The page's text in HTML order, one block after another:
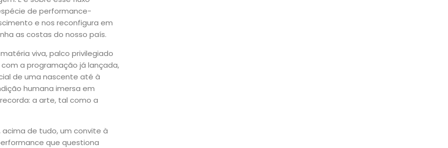
de performance-
e nos reconfigura em
as costas do nosso país.
viva, palco privilegiado
a programação já lançada,
de uma nascente até à
humana imersa em
a arte, tal como a
acima de tudo, um convite à
que questiona